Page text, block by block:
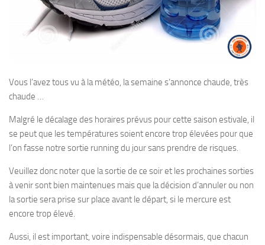
Vous l’avez tous vu à la météo, la semaine s’annonce chaude, très
chaude …
Malgré le décalage des horaires prévus pour cette saison estivale, il
se peut que les températures soient encore trop élevées pour que
l’on fasse notre sortie running du jour sans prendre de risques.
Veuillez donc noter que la sortie de ce soir et les prochaines sorties
à venir sont bien maintenues mais que la décision d’annuler ou non
la sortie sera prise sur place avant le départ, si le mercure est
encore trop élevé.
Aussi, il est important, voire indispensable désormais, que chacun